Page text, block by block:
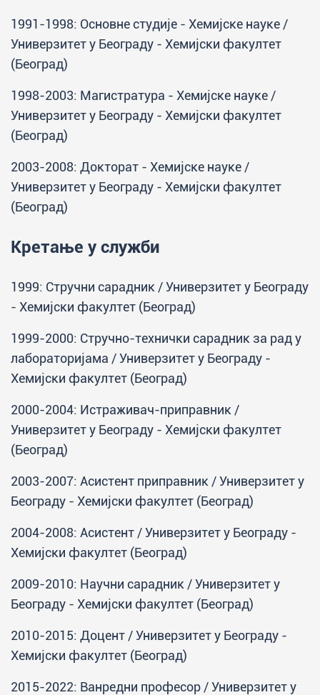
1991-1998: Основне студије - Хемијске науке /
Универзитет у Београду - Хемијски факултет
(Београд)
1998-2003: Магистратура - Хемијске науке /
Универзитет у Београду - Хемијски факултет
(Београд)
2003-2008: Докторат - Хемијске науке /
Универзитет у Београду - Хемијски факултет
(Београд)
Кретање у служби
1999: Стручни сарадник / Универзитет у Београду
- Хемијски факултет (Београд)
1999-2000: Стручно-технички сарадник за рад у
лабораторијама / Универзитет у Београду -
Хемијски факултет (Београд)
2000-2004: Истраживач-приправник /
Универзитет у Београду - Хемијски факултет
(Београд)
2003-2007: Асистент приправник / Универзитет у
Београду - Хемијски факултет (Београд)
2004-2008: Асистент / Универзитет у Београду -
Хемијски факултет (Београд)
2009-2010: Научни сарадник / Универзитет у
Београду - Хемијски факултет (Београд)
2010-2015: Доцент / Универзитет у Београду -
Хемијски факултет (Београд)
2015-2022: Ванредни професор / Универзитет у